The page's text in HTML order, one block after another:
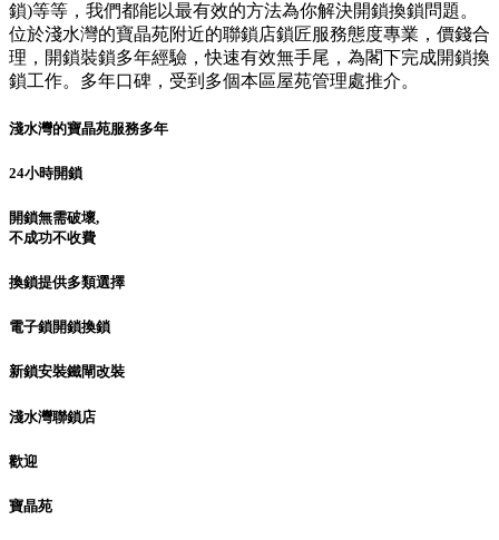
鎖)等等，我們都能以最有效的方法為你解決開鎖換鎖問題。
位於淺水灣的寶晶苑附近的聯鎖店鎖匠服務態度專業，價錢合
理，開鎖裝鎖多年經驗，快速有效無手尾，為閣下完成開鎖換
鎖工作。多年口碑，受到多個本區屋苑管理處推介。
淺水灣的寶晶苑服務多年
24小時開鎖
開鎖無需破壞,
不成功不收費
換鎖提供多類選擇
電子鎖開鎖換鎖
新鎖安裝鐵閘改裝
淺水灣聯鎖店
歡迎
寶晶苑